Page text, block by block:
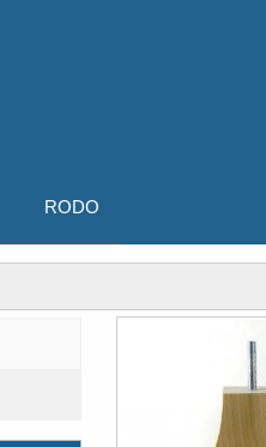
RODO